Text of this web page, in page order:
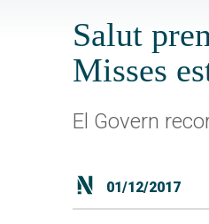
Salut
Misses
El Govern
01/12/2017